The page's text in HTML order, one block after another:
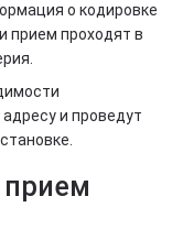
о кодировке
прием проходят в
и проведут
прием